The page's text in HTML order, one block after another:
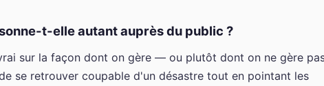
t-elle autant auprès du public ?
sur la façon dont on gère — ou plutôt dont on ne gère
se retrouver coupable d'un désastre tout en pointant les